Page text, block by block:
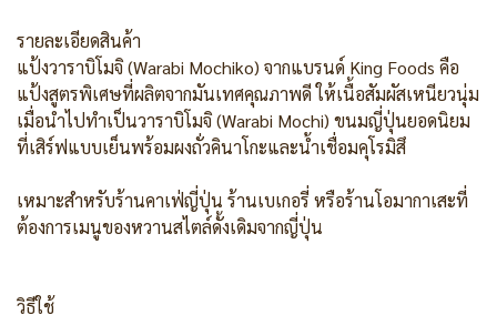
รายละเอียดสินค้า
แป้งวาราบิโมจิ (Warabi Mochiko) จากแบรนด์ King Foods คือ
แป้งสูตรพิเศษที่ผลิตจากมันเทศคุณภาพดี ให้เนื้อสัมผัสเหนียวนุ่ม
เมื่อนำไปทำเป็นวาราบิโมจิ (Warabi Mochi) ขนมญี่ปุ่นยอดนิยม
ที่เสิร์ฟแบบเย็นพร้อมผงถั่วคินาโกะและน้ำเชื่อมคุโรมิสึ
เหมาะสำหรับร้านคาเฟ่ญี่ปุ่น ร้านเบเกอรี่ หรือร้านโอมากาเสะที่
ต้องการเมนูของหวานสไตล์ดั้งเดิมจากญี่ปุ่น
วิธีใช้